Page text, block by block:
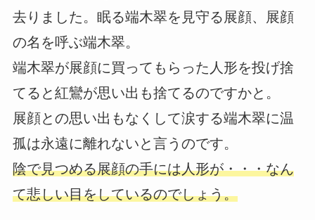
去りました。眠る端木翠を見守る展顔、展顔
の名を呼ぶ端木翠。
端木翠が展顔に買ってもらった人形を投げ捨
てると紅鸞が思い出も捨てるのですかと。
展顔との思い出もなくして涙する端木翠に温
孤は永遠に離れないと言うのです。
陰で見つめる展顔の手には人形が・・・なん
て悲しい目をしているのでしょう。